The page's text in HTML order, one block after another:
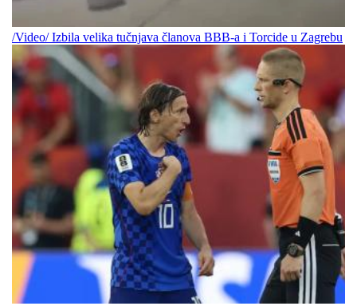
/Video/ Izbila velika tučnjava članova BBB-a i Torcide u Zagrebu